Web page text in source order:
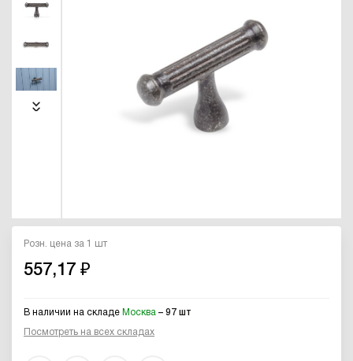
Розн. цена за 1 шт
557,17 ₽
В наличии на складе Москва – 97 шт
Посмотреть на всех складах